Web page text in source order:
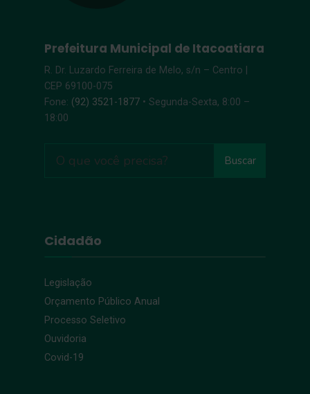
Prefeitura Municipal de Itacoatiara
R. Dr. Luzardo Ferreira de Melo, s/n – Centro |
CEP 69100-075
Fone: (92) 3521-1877 • Segunda-Sexta, 8:00 –
18:00
Buscar
Cidadão
Legislação
Orçamento Público Anual
Processo Seletivo
Ouvidoria
Covid-19